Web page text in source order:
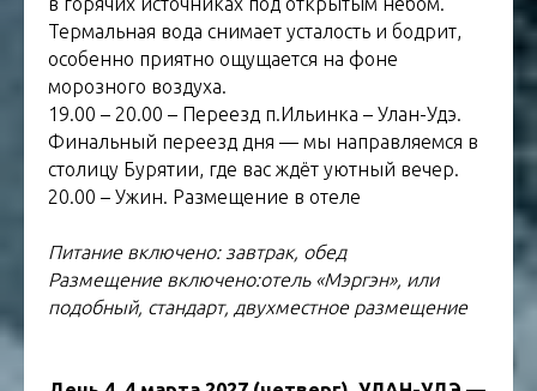
Термальная вода снимает усталость и бодрит,
особенно приятно ощущается на фоне
морозного воздуха.
19.00 – 20.00 – Переезд п.Ильинка – Улан-Удэ.
Финальный переезд дня — мы направляемся в
столицу Бурятии, где вас ждёт уютный вечер.
20.00 – Ужин. Размещение в отеле
Питание включено: завтрак, обед
Размещение включено:отель «Мэргэн», или
подобный, стандарт, двухместное размещение